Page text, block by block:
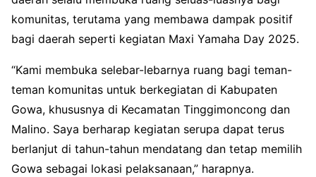
komunitas, terutama yang membawa dampak positif
bagi daerah seperti kegiatan Maxi Yamaha Day 2025.
“Kami membuka selebar-lebarnya ruang bagi teman-
teman komunitas untuk berkegiatan di Kabupaten
Gowa, khususnya di Kecamatan Tinggimoncong dan
Malino. Saya berharap kegiatan serupa dapat terus
berlanjut di tahun-tahun mendatang dan tetap memilih
Gowa sebagai lokasi pelaksanaan,” harapnya.